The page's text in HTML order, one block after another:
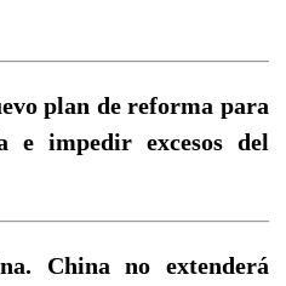
plan de reforma para
e impedir excesos del
China no extenderá